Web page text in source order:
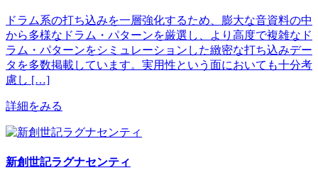
ドラム系の打ち込みを一層強化するため、膨大な音資料の中
から多様なドラム・パターンを厳選し、より高度で複雑なド
ラム・パターンをシミュレーションした緻密な打ち込みデー
タを多数掲載しています。実用性という面においても十分考
慮し […]
詳細をみる
新創世記ラグナセンティ